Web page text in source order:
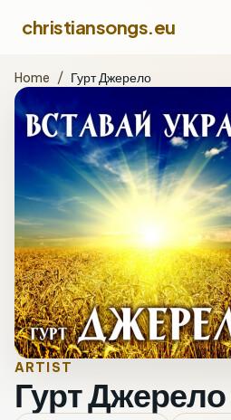
christiansongs.eu
Home / Гурт Джерело
ARTIST
Гурт Джерело